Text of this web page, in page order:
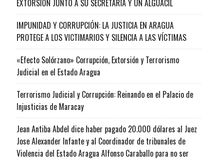
EXTORSIÓN JUNTO A SU SECRETARIA Y UN ALGUACIL
IMPUNIDAD Y CORRUPCIÓN: LA JUSTICIA EN ARAGUA
PROTEGE A LOS VICTIMARIOS Y SILENCIA A LAS VÍCTIMAS
«Efecto Solórzano» Corrupción, Extorsión y Terrorismo
Judicial en el Estado Aragua
Terrorismo Judicial y Corrupción: Reinando en el Palacio de
Injusticias de Maracay
Jean Antiba Abdel dice haber pagado 20.000 dólares al Juez
Jose Alexander Infante y al Coordinador de tribunales de
Violencia del Estado Aragua Alfonso Caraballo para no ser